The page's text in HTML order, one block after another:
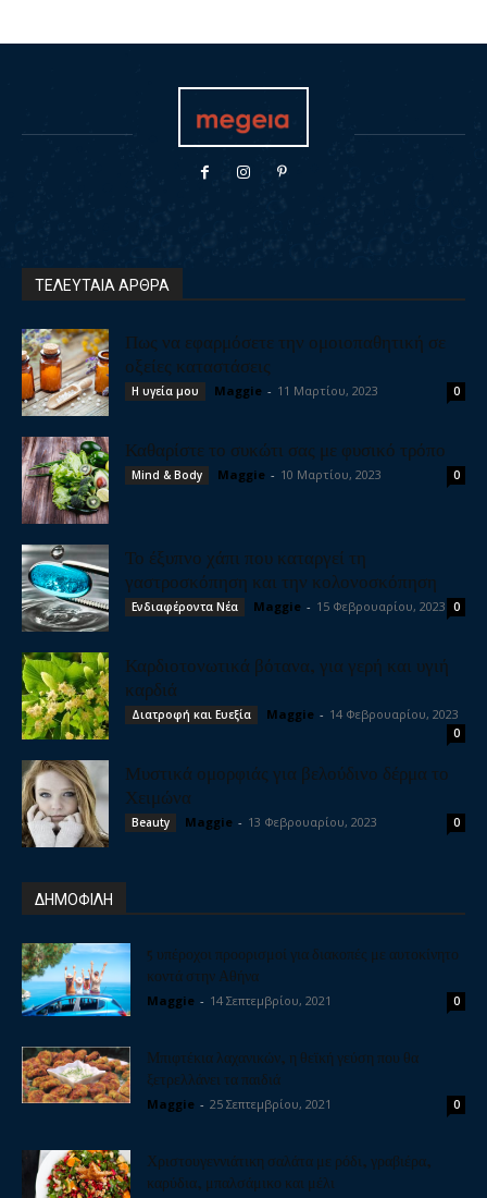
ΤΕΛΕΥΤΑΙΑ ΑΡΘΡΑ
Πως να εφαρμόσετε την ομοιοπαθητική σε
οξείες καταστάσεις
Η υγεία μου Maggie - 11 Μαρτίου, 2023 0
Καθαρίστε το συκώτι σας με φυσικό τρόπο
Mind & Body Maggie - 10 Μαρτίου, 2023 0
Το έξυπνο χάπι που καταργεί τη
γαστροσκόπηση και την κολονοσκόπηση
Ενδιαφέροντα Νέα Maggie - 15 Φεβρουαρίου, 2023 0
Καρδιοτονωτικά βότανα, για γερή και υγιή
καρδιά
Διατροφή και Ευεξία Maggie - 14 Φεβρουαρίου, 2023
0
Μυστικά ομορφιάς για βελούδινο δέρμα το
Χειμώνα
Beauty Maggie - 13 Φεβρουαρίου, 2023 0
ΔΗΜΟΦΙΛΗ
5 υπέροχοι προορισμοί για διακοπές με αυτοκίνητο
κοντά στην Αθήνα
Maggie - 14 Σεπτεμβρίου, 2021 0
Μπιφτέκια λαχανικών, η θεϊκή γεύση που θα
ξετρελλάνει τα παιδιά
Maggie - 25 Σεπτεμβρίου, 2021 0
Χριστουγεννιάτικη σαλάτα με ρόδι, γραβιέρα,
καρύδια, μπαλσάμικο και μέλι